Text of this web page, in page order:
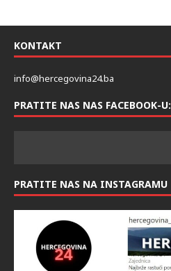
KONTAKT
info@hercegovina24.ba
PRATITE NAS NAS FACEBOOK-U:
PRATITE NAS NA INSTAGRAMU